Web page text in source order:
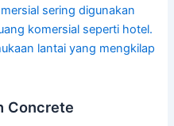
sering digunakan
komersial seperti hotel.
lantai yang mengkilap
Concrete